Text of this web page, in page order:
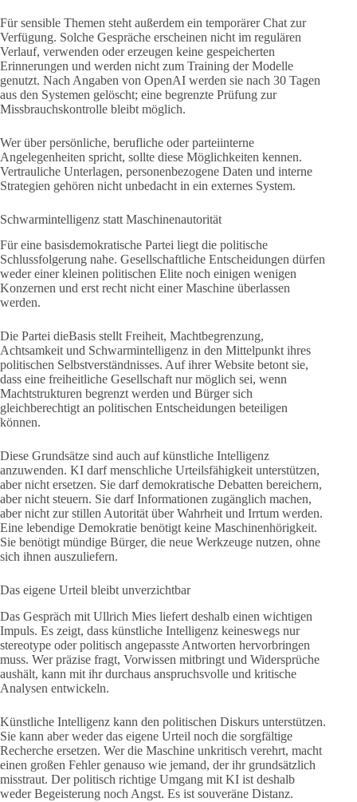
Für sensible Themen steht außerdem ein temporärer Chat zur
Verfügung. Solche Gespräche erscheinen nicht im regulären
Verlauf, verwenden oder erzeugen keine gespeicherten
Erinnerungen und werden nicht zum Training der Modelle
genutzt. Nach Angaben von OpenAI werden sie nach 30 Tagen
aus den Systemen gelöscht; eine begrenzte Prüfung zur
Missbrauchskontrolle bleibt möglich.
Wer über persönliche, berufliche oder parteiinterne
Angelegenheiten spricht, sollte diese Möglichkeiten kennen.
Vertrauliche Unterlagen, personenbezogene Daten und interne
Strategien gehören nicht unbedacht in ein externes System.
Schwarmintelligenz statt Maschinenautorität
Für eine basisdemokratische Partei liegt die politische
Schlussfolgerung nahe. Gesellschaftliche Entscheidungen dürfen
weder einer kleinen politischen Elite noch einigen wenigen
Konzernen und erst recht nicht einer Maschine überlassen
werden.
Die Partei dieBasis stellt Freiheit, Machtbegrenzung,
Achtsamkeit und Schwarmintelligenz in den Mittelpunkt ihres
politischen Selbstverständnisses. Auf ihrer Website betont sie,
dass eine freiheitliche Gesellschaft nur möglich sei, wenn
Machtstrukturen begrenzt werden und Bürger sich
gleichberechtigt an politischen Entscheidungen beteiligen
können.
Diese Grundsätze sind auch auf künstliche Intelligenz
anzuwenden. KI darf menschliche Urteilsfähigkeit unterstützen,
aber nicht ersetzen. Sie darf demokratische Debatten bereichern,
aber nicht steuern. Sie darf Informationen zugänglich machen,
aber nicht zur stillen Autorität über Wahrheit und Irrtum werden.
Eine lebendige Demokratie benötigt keine Maschinenhörigkeit.
Sie benötigt mündige Bürger, die neue Werkzeuge nutzen, ohne
sich ihnen auszuliefern.
Das eigene Urteil bleibt unverzichtbar
Das Gespräch mit Ullrich Mies liefert deshalb einen wichtigen
Impuls. Es zeigt, dass künstliche Intelligenz keineswegs nur
stereotype oder politisch angepasste Antworten hervorbringen
muss. Wer präzise fragt, Vorwissen mitbringt und Widersprüche
aushält, kann mit ihr durchaus anspruchsvolle und kritische
Analysen entwickeln.
Künstliche Intelligenz kann den politischen Diskurs unterstützen.
Sie kann aber weder das eigene Urteil noch die sorgfältige
Recherche ersetzen. Wer die Maschine unkritisch verehrt, macht
einen großen Fehler genauso wie jemand, der ihr grundsätzlich
misstraut. Der politisch richtige Umgang mit KI ist deshalb
weder Begeisterung noch Angst. Es ist souveräne Distanz.